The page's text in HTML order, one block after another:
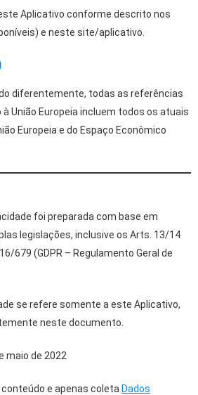
Aplicativo conforme descrito nos
e neste site/aplicativo.
diferentemente, todas as referências
União Europeia incluem todos os atuais
Europeia e do Espaço Econômico
foi preparada com base em
legislações, inclusive os Arts. 13/14
679 (GDPR – Regulamento Geral de
se refere somente a este Aplicativo,
neste documento.
maio de 2022
e apenas coleta Dados